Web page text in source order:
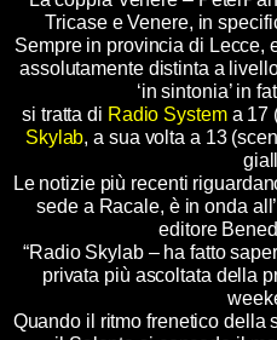
Tricase e Venere, in
Sempre in provincia di Lecce,
assolutamente distinta a
‘in sintonia’ in
si tratta di Radio Systema 17
Skylab, a sua volta a 13
Le notizie più recenti
sede a Racale, è in onda
editore
“Radio Skylab – ha fatto
privata più ascoltata della
Quando il ritmo frenetico della